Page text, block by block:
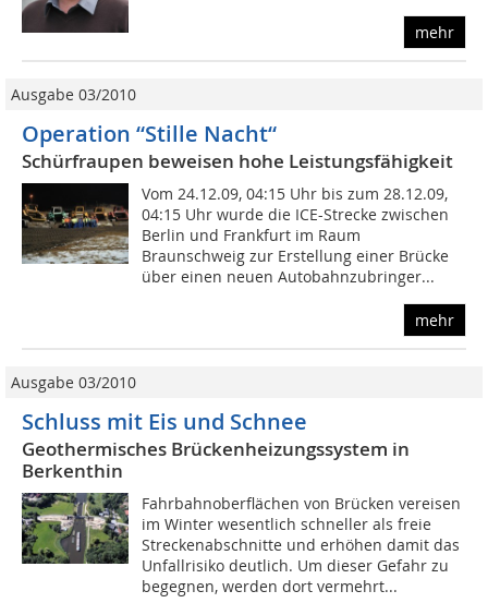
mehr
Ausgabe 03/2010
Operation “Stille Nacht“
Schürfraupen beweisen hohe Leistungsfähigkeit
Vom 24.12.09, 04:15 Uhr bis zum 28.12.09,
04:15 Uhr wurde die ICE-Strecke zwischen
Berlin und Frankfurt im Raum
Braunschweig zur Erstellung einer Brücke
über einen neuen Autobahnzubringer...
mehr
Ausgabe 03/2010
Schluss mit Eis und Schnee
Geothermisches Brückenheizungssystem in
Berkenthin
Fahrbahnoberflächen von Brücken vereisen
im Winter wesentlich schneller als freie
Streckenabschnitte und erhöhen damit das
Unfallrisiko deutlich. Um dieser Gefahr zu
begegnen, werden dort vermehrt...